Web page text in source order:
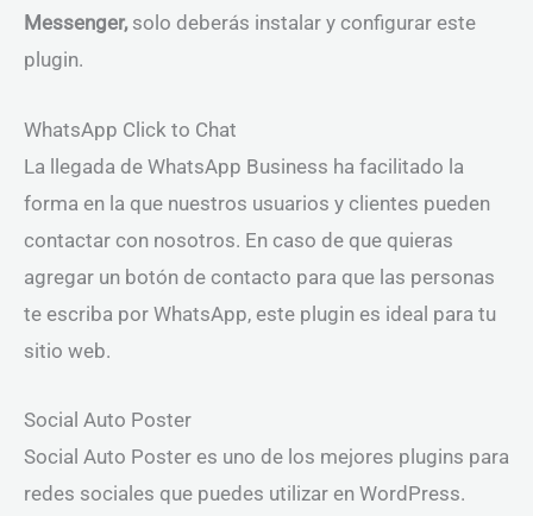
Messenger,solo deberás instalar y configurar este
plugin.
WhatsApp Click to Chat
La llegada de WhatsApp Business ha facilitado la
forma en la que nuestros usuarios y clientes pueden
contactar con nosotros. En caso de que quieras
agregar un botón de contacto para que las personas
te escriba por WhatsApp, este plugin es ideal para tu
sitio web.
Social Auto Poster
Social Auto Poster es uno de los mejores plugins para
redes sociales que puedes utilizar en WordPress.